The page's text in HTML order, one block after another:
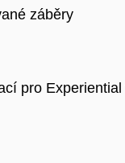
záběry
pro